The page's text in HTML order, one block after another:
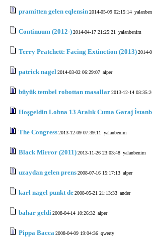
pramitten gelen eqlensin2014-05-09 02:15:14
Continuum (2012-)2014-04-17 21:25:21 yalanbenim
Terry Pratchett: Facing Extinction (2013)2014-
patrick nagel2014-03-02 06:29:07 alper
büyük tembel robottan masallar2013-12-14
Hoşgeldin Lobna 13 Aralık Cuma Garaj
The Congress2013-12-09 07:39:11 yalanbenim
Black Mirror (2011)2013-11-26 23:03:48 yalanbenim
uzaydan gelen prens2008-07-16 15:17:13 alper
karl nagel punkt de2008-05-21 21:13:33 ander
bahar geldi2008-04-14 10:26:32 alper
Pippa Bacca2008-04-09 19:04:36 qwerty